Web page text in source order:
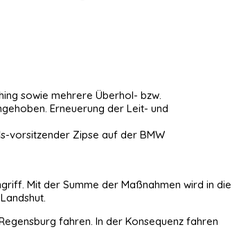
sowie mehrere Überhol- bzw.
Erneuerung der Leit- und
vorsitzender Zipse auf der BMW
Mit der Summe der Maßnahmen wird in die
fahren. In der Konsequenz fahren